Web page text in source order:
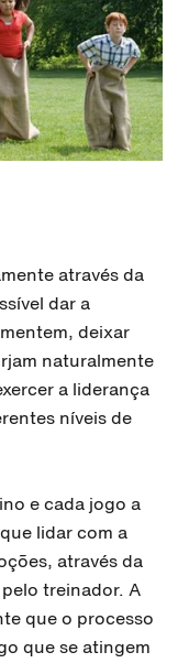
através da
dar a
deixar
naturalmente
a liderança
níveis de
e cada jogo a
lidar com a
através da
treinador. A
que o processo
que se atingem